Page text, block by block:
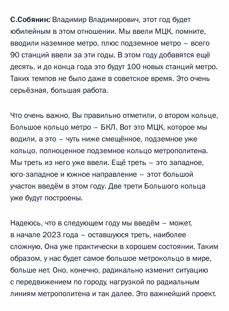
С.Собянин: Владимир Владимирович, этот год будет
юбилейным в этом отношении. Мы ввели МЦК, помните,
вводили наземное метро, плюс подземное метро – всего
90 станций ввели за эти годы. В этом году добавятся ещё
десять, и до конца года это будут 100 новых станций метро.
Таких темпов не было даже в советское время. Это очень
серьёзная, большая работа.
Что очень важно, Вы правильно отметили, о втором кольце,
Большое кольцо метро – БКЛ. Вот это МЦК, которое мы
водили, а это – чуть ниже смещённое, подземное уже
кольцо, полноценное подземное кольцо метрополитена.
Мы треть из него уже ввели. Ещё треть – это западное,
юго-западное и южное направление – этот большой
участок введём в этом году. Две трети Большого кольца
уже будут построены.
Надеюсь, что в следующем году мы введём – может,
в начале 2023 года – оставшуюся треть, наиболее
сложную. Она уже практически в хорошем состоянии. Таким
образом, у нас будет самое большое метрокольцо в мире,
больше нет. Оно, конечно, радикально изменит ситуацию
с передвижением по городу, нагрузкой по радиальным
линиям метрополитена и так далее. Это важнейший проект.